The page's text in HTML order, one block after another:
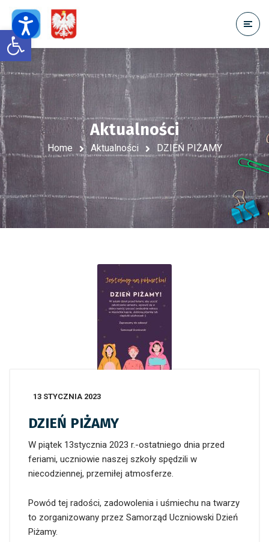
Open toolbar
Aktualności
Home Aktualności DZIEŃ PIŻAMY
13 STYCZNIA 2023
DZIEŃ PIŻAMY
W piątek 13stycznia 2023 r.-ostatniego dnia przed
feriami, uczniowie naszej szkoły spędzili w
niecodziennej, przemiłej atmosferze.
Powód tej radości, zadowolenia i uśmiechu na twarzy
to zorganizowany przez Samorząd Uczniowski Dzień
Piżamy.